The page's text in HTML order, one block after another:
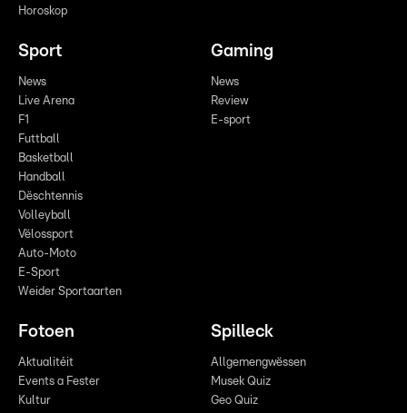
Horoskop
Sport
News
Live Arena
F1
Futtball
Basketball
Handball
Dëschtennis
Volleyball
Vëlossport
Auto-Moto
E-Sport
Weider Sportaarten
Gaming
News
Review
E-sport
Fotoen
Aktualitéit
Events a Fester
Kultur
Spilleck
Allgemengwëssen
Musek Quiz
Geo Quiz